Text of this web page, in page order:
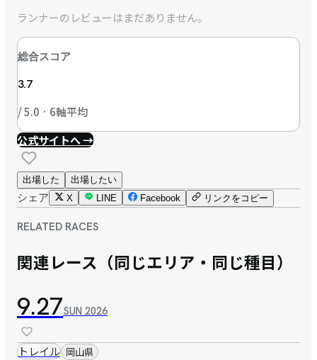
ランナーのレビューはまだありません。
総合スコア
3.7
/ 5.0 · 6軸平均
公式サイトへ →
出場した 出場したい
シェア X LINE Facebook リンクをコピー
RELATED RACES
関連レース（同じエリア・同じ種目）
9.27SUN 2026
トレイル 岡山県